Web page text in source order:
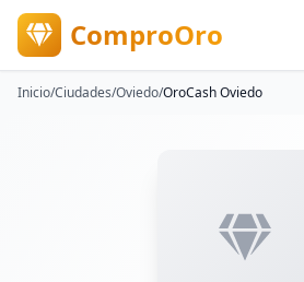
ComproOro
Inicio/Ciudades/Oviedo/OroCash Oviedo